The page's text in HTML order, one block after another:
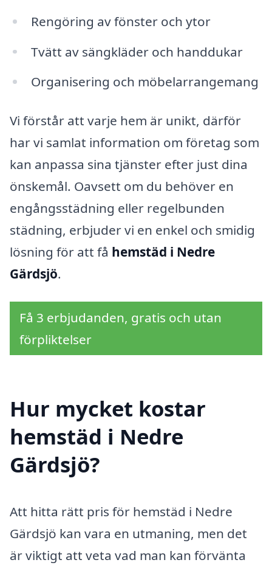
Rengöring av fönster och ytor
Tvätt av sängkläder och handdukar
Organisering och möbelarrangemang
Vi förstår att varje hem är unikt, därför
har vi samlat information om företag som
kan anpassa sina tjänster efter just dina
önskemål. Oavsett om du behöver en
engångsstädning eller regelbunden
städning, erbjuder vi en enkel och smidig
lösning för att få hemstäd i Nedre
Gärdsjö.
Få 3 erbjudanden, gratis och utan
förpliktelser
Hur mycket kostar
hemstäd i Nedre
Gärdsjö?
Att hitta rätt pris för hemstäd i Nedre
Gärdsjö kan vara en utmaning, men det
är viktigt att veta vad man kan förvänta